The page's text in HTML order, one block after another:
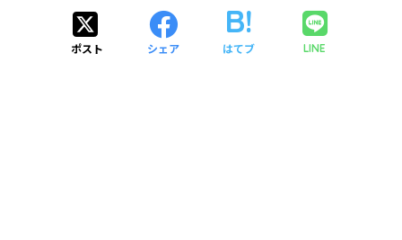
ポスト シェア はてブ LINE